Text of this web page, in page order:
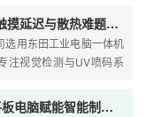
工业电脑一体机如何解决产线触摸延迟与散热难题？视觉检测升级实践
用东田工业电脑一体机
注视觉检测与UV喷码系
接口丰富+可定制，东田工业平板电脑赋能智能制造升级